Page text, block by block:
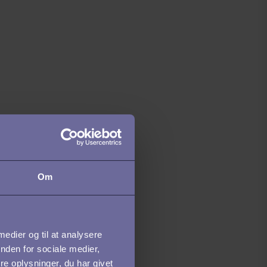
Om
og til at analysere
for sociale medier,
oplysninger, du har givet